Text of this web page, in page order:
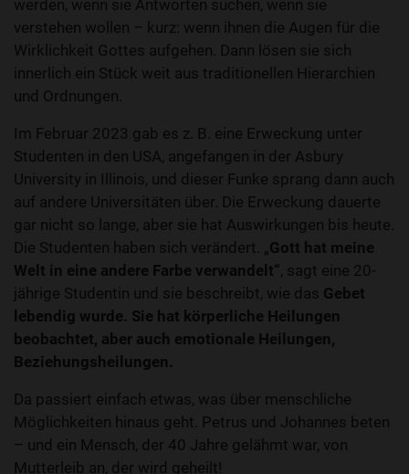
werden, wenn sie Antworten suchen, wenn sie
verstehen wollen – kurz: wenn ihnen die Augen für die
Wirklichkeit Gottes aufgehen. Dann lösen sie sich
innerlich ein Stück weit aus traditionellen Hierarchien
und Ordnungen.
Im Februar 2023 gab es z. B. eine Erweckung unter
Studenten in den USA, angefangen in der Asbury
University in Illinois, und dieser Funke sprang dann auch
auf andere Universitäten über. Die Erweckung dauerte
gar nicht so lange, aber sie hat Auswirkungen bis heute.
Die Studenten haben sich verändert. „Gott hat meine
Welt in eine andere Farbe verwandelt“, sagt eine 20-
jährige Studentin und sie beschreibt, wie das Gebet
lebendig wurde. Sie hat körperliche Heilungen
beobachtet, aber auch emotionale Heilungen,
Beziehungsheilungen.
Da passiert einfach etwas, was über menschliche
Möglichkeiten hinaus geht. Petrus und Johannes beten
– und ein Mensch, der 40 Jahre gelähmt war, von
Mutterleib an, der wird geheilt!